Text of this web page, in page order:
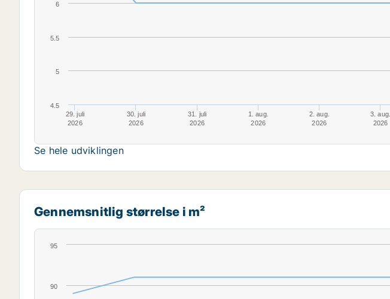
29. juli
2026
30. juli
2026
31. juli
2026
1. aug.
2026
2. aug.
2026
3. aug.
2026
4.5
5
5.5
6
Se hele udviklingen
Gennemsnitlig størrelse i m²
90
95